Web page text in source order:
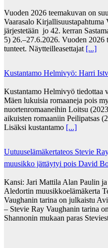
Vuoden 2026 teemakuvan on
Vaarasalo
järjestetään jo 42. kerran
5) 26.–27.6.2026. Vuoden 2026
tunteet. Näytteilleasettajat [...]
Kustantamo Helmivyö: Harri
Kustantamo Helmivyö tiedottaa
Mäen lukuisia romaaneja pois
nuortenromaaneihin Loitsu
aikuisten romaaniin Peilipatsas
Lisäksi kustantamo [...]
Uutuuselämäkertateos Stevie
muusikko jättäytyi pois David
Kansi: Jari Mattila Alan Paulin
Aledortin muusikkoelämäkerta
Vaughanin tarina on julkaistu
– Stevie Ray Vaughanin tarina
Shannonin mukaan paras